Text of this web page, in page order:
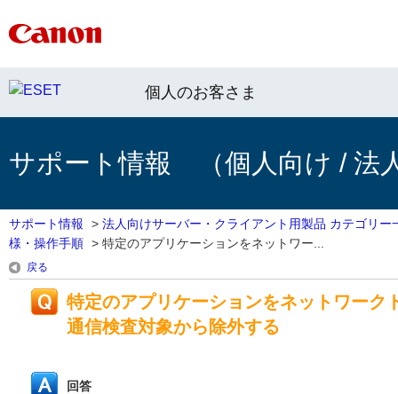
個人のお客さま
サポート情報 （個人向け / 法
サポート情報 > 法人向けサーバー・クライアント用製品 カテゴリー
様・操作手順 > 特定のアプリケーションをネットワー...
戻る
特定のアプリケーションをネットワーク
通信検査対象から除外する
回答